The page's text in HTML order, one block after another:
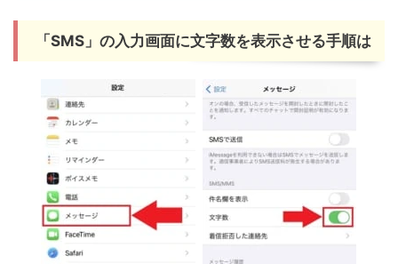
「SMS」の入力画面に文字数を表示させる手順は